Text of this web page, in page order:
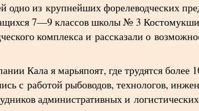
из крупнейших форелеводческих
7—9 классов школы № 3
комплекса и рассказали о
Кала я марьяпоят, где трудятся более
с работой рыбоводов, технологов,
административных и